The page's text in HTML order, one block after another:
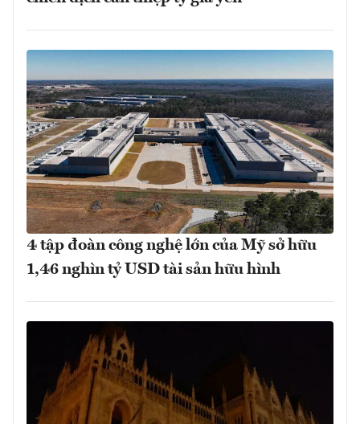
4 tập đoàn công nghệ lớn của Mỹ sở hữu
1,46 nghìn tỷ USD tài sản hữu hình